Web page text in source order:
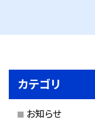
カテゴリ
お知らせ